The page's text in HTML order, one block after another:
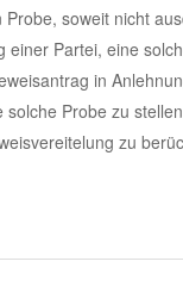
soweit nicht
Partei, eine
in
Probe zu
zu